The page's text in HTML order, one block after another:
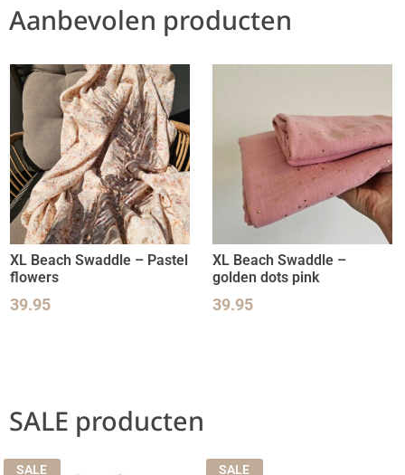
Aanbevolen producten
XL Beach Swaddle – Pastel
flowers
39.95
XL Beach Swaddle –
golden dots pink
39.95
SALE producten
SALE SALE